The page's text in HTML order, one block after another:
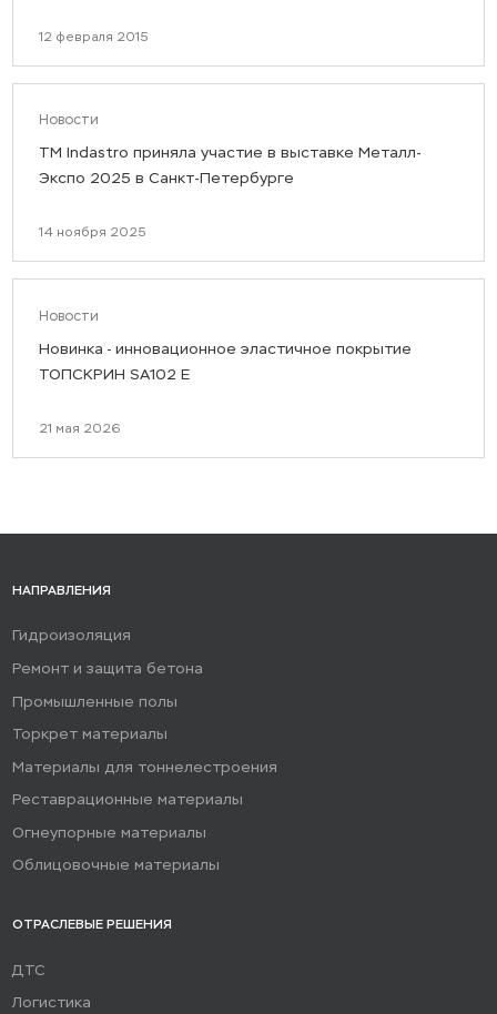
12 февраля 2015
Новости
ТМ Indastro приняла участие в выставке Металл-
Экспо 2025 в Санкт-Петербурге
14 ноября 2025
Новости
Новинка - инновационное эластичное покрытие
ТОПСКРИН SA102 E
21 мая 2026
НАПРАВЛЕНИЯ
Гидроизоляция
Ремонт и защита бетона
Промышленные полы
Торкрет материалы
Материалы для тоннелестроения
Реставрационные материалы
Огнеупорные материалы
Облицовочные материалы
ОТРАСЛЕВЫЕ РЕШЕНИЯ
ДТС
Логистика